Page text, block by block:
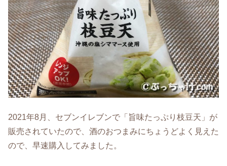
2021年8月、セブンイレブンで「旨味たっぷり枝豆天」が
販売されていたので、酒のおつまみにちょうどよく見えた
ので、早速購入してみました。